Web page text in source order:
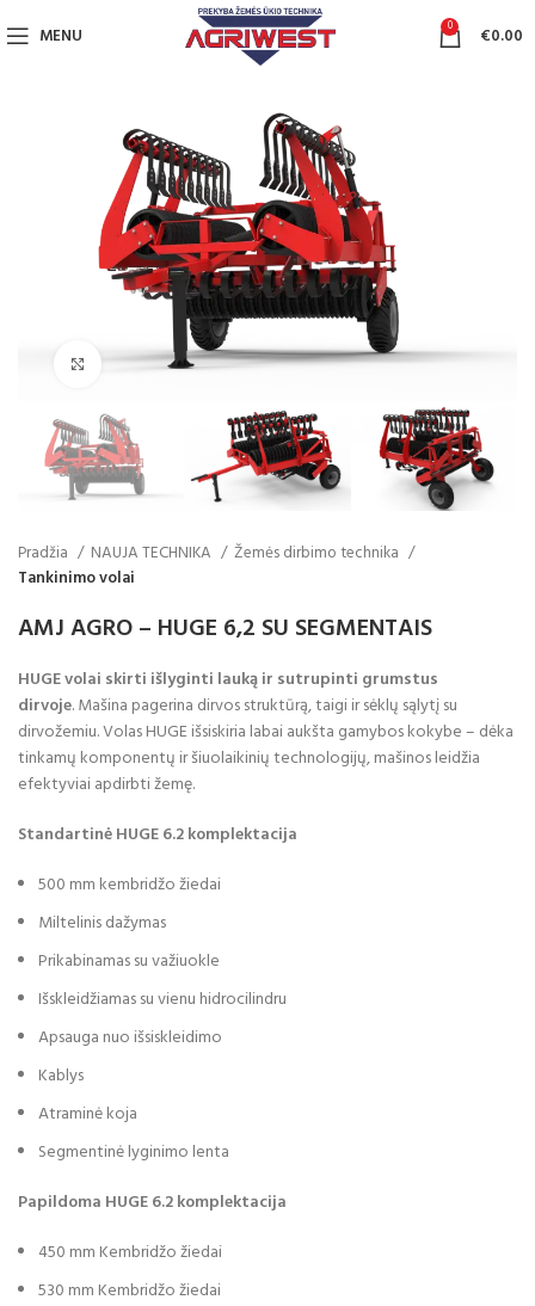
MENU 0 €0.00
Click to enlarge
Pradžia NAUJA TECHNIKA
Žemės dirbimo technika
Tankinimo volai
AMJ AGRO – HUGE 6,2 SU SEGMENTAIS
HUGE volai skirti išlyginti lauką ir sutrupinti grumstus
dirvoje. Mašina pagerina dirvos struktūrą, taigi ir sėklų sąlytį su
dirvožemiu. Volas HUGE išsiskiria labai aukšta gamybos kokybe – dėka
tinkamų komponentų ir šiuolaikinių technologijų, mašinos leidžia
efektyviai apdirbti žemę.
Standartinė HUGE 6.2 komplektacija
500 mm kembridžo žiedai
Miltelinis dažymas
Prikabinamas su važiuokle
Išskleidžiamas su vienu hidrocilindru
Apsauga nuo išsiskleidimo
Kablys
Atraminė koja
Segmentinė lyginimo lenta
Papildoma HUGE 6.2 komplektacija
450 mm Kembridžo žiedai
530 mm Kembridžo žiedai